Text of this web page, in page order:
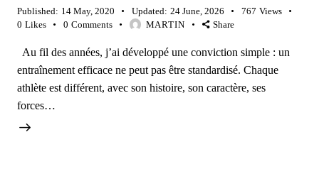
Published: 14 May, 2020 Updated: 24 June, 2026 767 Views
0 Likes 0 Comments MARTIN Share
Au fil des années, j’ai développé une conviction simple : un
entraînement efficace ne peut pas être standardisé. Chaque
athlète est différent, avec son histoire, son caractère, ses
forces…